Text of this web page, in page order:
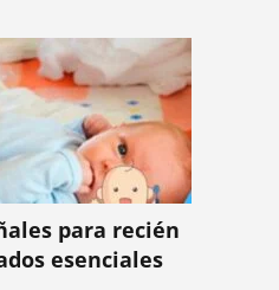
para recién
esenciales